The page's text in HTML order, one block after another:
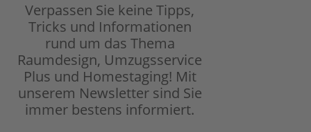
Verpassen Sie keine Tipps,
Tricks und Informationen
rund um das Thema
Raumdesign, Umzugsservice
Plus und Homestaging! Mit
unserem Newsletter sind Sie
immer bestens informiert.